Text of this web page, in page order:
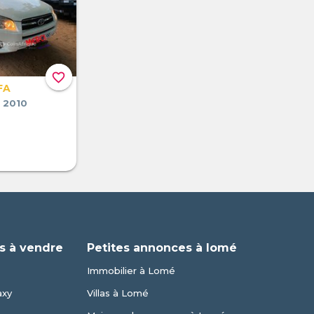
favorite_border
à vendre Petites annonces à lomé
Immobilier à Lomé
Villas à Lomé